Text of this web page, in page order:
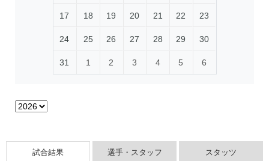
17 18 19 20 21 22 23
24 25 26 27 28 29 30
31 1 2 3 4 5 6
試合結果 選手・スタッフ スタッツ